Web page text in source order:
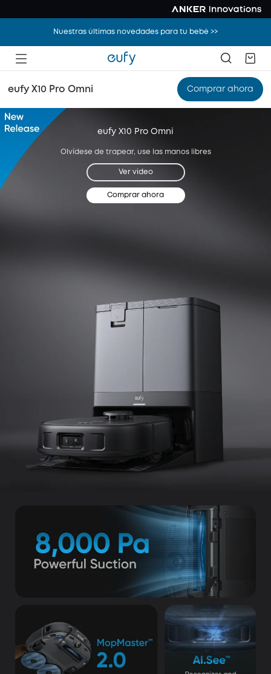
Nuestras últimas novedades para tu bebé >>
eufy X10 Pro Omni Comprar ahora
eufy X10 Pro Omni
Olvídese de trapear, use las manos libres
Ver video
Comprar ahora